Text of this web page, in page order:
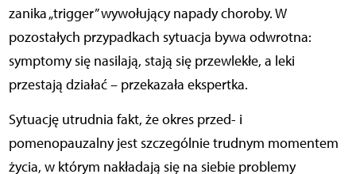
zanika „trigger” wywołujący napady choroby. W
pozostałych przypadkach sytuacja bywa odwrotna:
symptomy się nasilają, stają się przewlekłe, a leki
przestają działać – przekazała ekspertka.
Sytuację utrudnia fakt, że okres przed- i
pomenopauzalny jest szczególnie trudnym momentem
życia, w którym nakładają się na siebie problemy